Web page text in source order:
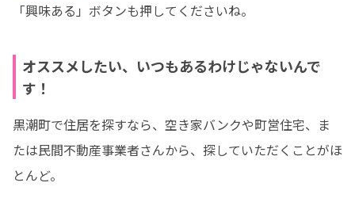
「興味ある」ボタンも押してくださいね。
オススメしたい、いつもあるわけじゃないんで
す！
黒潮町で住居を探すなら、空き家バンクや町営住宅、ま
たは民間不動産事業者さんから、探していただくことがほ
とんど。